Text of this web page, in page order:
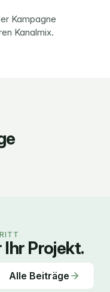
Kampagne
Kanalmix.
vorgelegt. Sie
nach der
Nicht
die
mit
und lokal
Verordnung.
für
und wie Sie
Projekt.
Alle Beiträge